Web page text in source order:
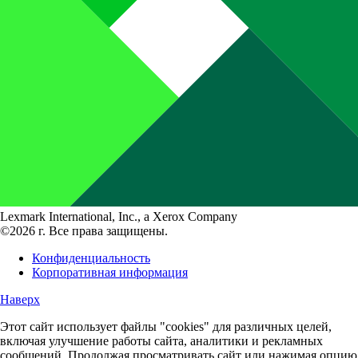
Lexmark International, Inc., a Xerox Company
©2026 г. Все права защищены.
Конфиденциальность
Корпоративная информация
Наверх
Этот сайт использует файлы "cookies" для различных целей,
включая улучшение работы сайта, аналитики и рекламных